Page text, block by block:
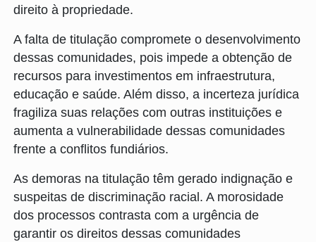
direito à propriedade.
A falta de titulação compromete o desenvolvimento
dessas comunidades, pois impede a obtenção de
recursos para investimentos em infraestrutura,
educação e saúde. Além disso, a incerteza jurídica
fragiliza suas relações com outras instituições e
aumenta a vulnerabilidade dessas comunidades
frente a conflitos fundiários.
As demoras na titulação têm gerado indignação e
suspeitas de discriminação racial. A morosidade
dos processos contrasta com a urgência de
garantir os direitos dessas comunidades